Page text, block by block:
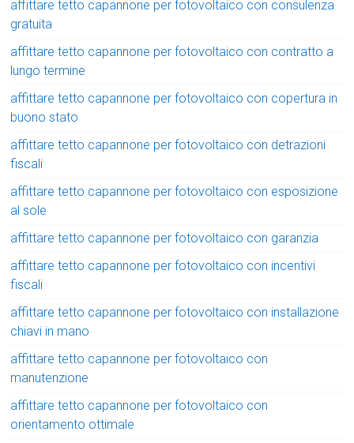
affittare tetto capannone per fotovoltaico con consulenza
gratuita
affittare tetto capannone per fotovoltaico con contratto a
lungo termine
affittare tetto capannone per fotovoltaico con copertura in
buono stato
affittare tetto capannone per fotovoltaico con detrazioni
fiscali
affittare tetto capannone per fotovoltaico con esposizione
al sole
affittare tetto capannone per fotovoltaico con garanzia
affittare tetto capannone per fotovoltaico con incentivi
fiscali
affittare tetto capannone per fotovoltaico con installazione
chiavi in mano
affittare tetto capannone per fotovoltaico con
manutenzione
affittare tetto capannone per fotovoltaico con
orientamento ottimale